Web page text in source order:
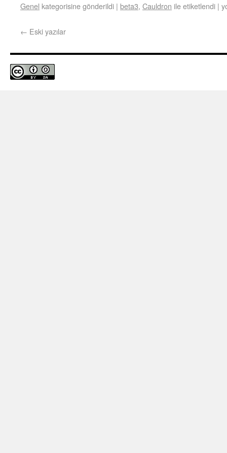
Genel kategorisine gönderildi | beta3, Cauldron ile etiketlendi |
← Eski yazılar